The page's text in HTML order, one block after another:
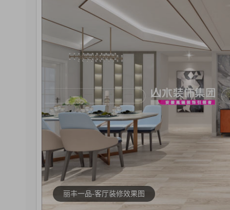
丽丰一品-客厅装修效果图